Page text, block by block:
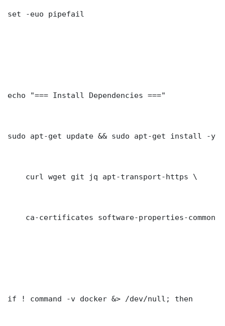
set -euo pipefail
echo "=== Install Dependencies ==="
sudo apt-get update && sudo apt-get install -y \
    curl wget git jq apt-transport-https \
ca-certificates software-properties-common
if ! command -v docker &> /dev/null; then